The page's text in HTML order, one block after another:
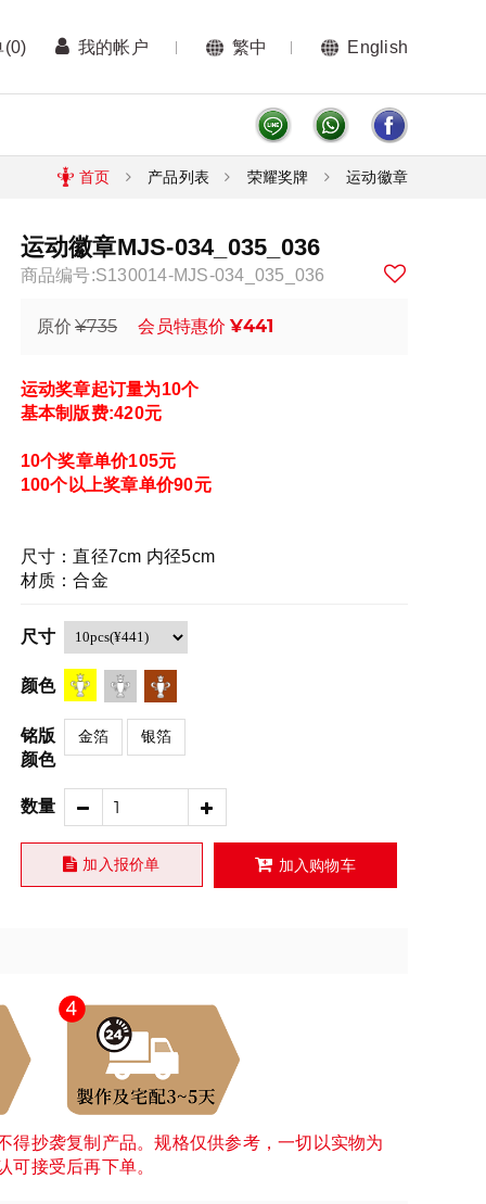
(0) 我的帐户 繁中 English
首页 产品列表 荣耀奖牌 运动徽章
运动徽章MJS-034_035_036
商品编号:S130014-MJS-034_035_036
原价 ¥735 会员特惠价 ¥441
运动奖章起订量为10个
基本制版费:420元
10个奖章单价105元
100个以上奖章单价90元
尺寸：直径7cm 内径5cm
材质：合金
尺寸
颜色
铭版
颜色
金箔 银箔
数量
加入报价单 加入购物车
抄袭复制产品。规格仅供参考，一切以实物为
接受后再下单。